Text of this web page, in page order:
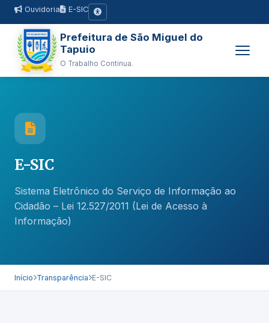
Ouvidoria E-SIC
Prefeitura de São Miguel do
Tapuio
O Trabalho Continua.
E-SIC
Sistema Eletrônico do Serviço de Informação ao
Cidadão – Lei 12.527/2011 (Lei de Acesso à
Informação)
Início Transparência E-SIC